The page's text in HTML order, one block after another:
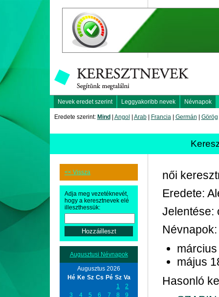
Nevek eredet szerint Leggyakoribb nevek Névnapok
Eredete szerint: Mind Angol Arab| Francia| Germán Görög
<< Vissza
Adja meg vezetéknevét,
hogy a keresztnevek elé
illeszthessük:
Augusztusi Névnapok
Augusztus 2026
Hé Ke Sz Cs Pé Sz Va
1
2
3
4 5 6 7 8
9
női
Eredete:
Jelentése:
Névnapok:
május
Hasonló